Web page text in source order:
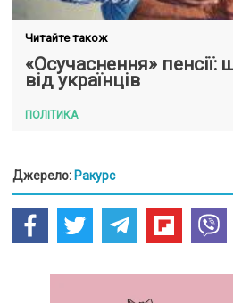
Читайте також
«Осучаснення»
від українців
ПОЛІТИКА
Джерело: Ракурс